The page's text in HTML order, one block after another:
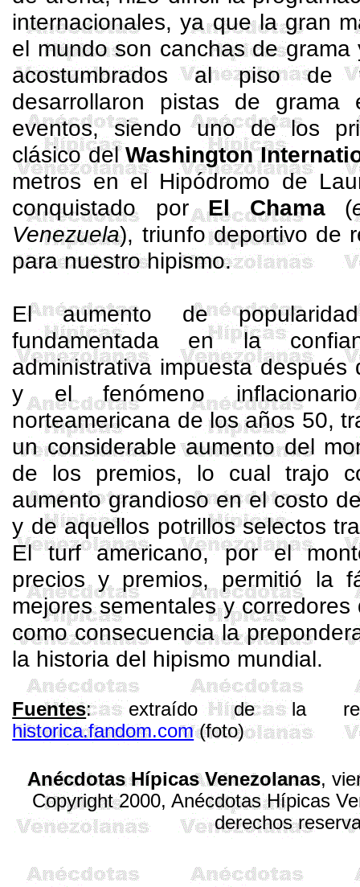
internacionales, ya que la gran
el mundo son canchas de
acostumbrados al piso de
desarrollaron pistas de grama
eventos, siendo uno de los
clásico delWashington
metros en el Hipódromo de
conquistado porEl Chama(
Venezuela), triunfo deportivo de
para nuestro hipismo.
El aumento de
fundamentada en la
administrativa impuesta
y el fenómeno
norteamericana de los años 50,
un considerable aumento del
de los premios, lo cual trajo
aumento grandioso en el costo
y de aquellos potrillos selectos
El turf americano, por el
precios y premios, permitió la
mejores sementales y
como consecuencia la
la historia del hipismo mundial.
Fuentes: extraído de la
historica.fandom.com(foto)
Anécdotas Hípicas Venezolanas,
Copyright 2000, Anécdotas Hípicas
derechos